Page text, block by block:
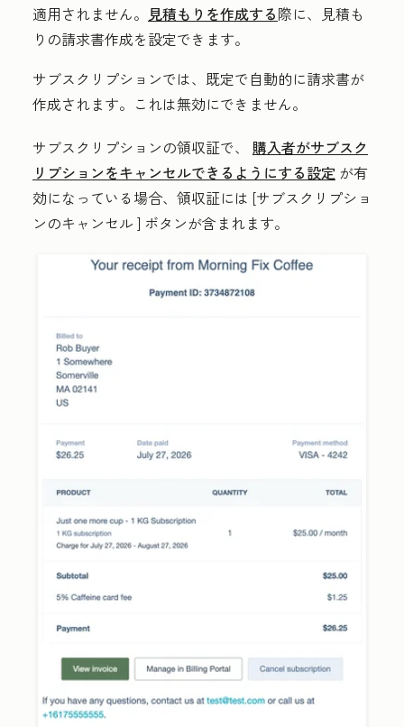
適用されません。 見積もりを作成する際に、見積も
りの請求書作成を設定できます。
サブスクリプションでは、既定で自動的に請求書が
作成されます。これは無効にできません。
サブスクリプションの領収証で、 購入者がサブスク
リプションをキャンセルできるようにする設定 が有
効になっている場合、領収証には [サブスクリプショ
ンのキャンセル ] ボタンが含まれます。